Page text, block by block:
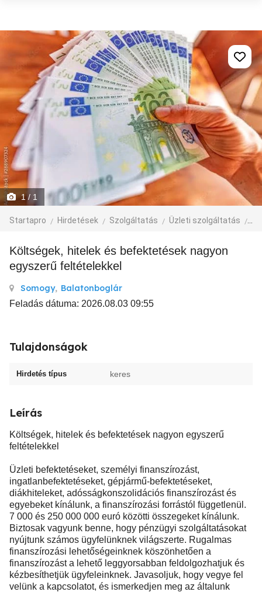
1/ 1
Startapro Hirdetések Szolgáltatás Üzleti szolgáltatás
Költségek, hitelek és befektetések nagyon
egyszerű feltételekkel
Somogy, Balatonboglár
Feladás dátuma: 2026.08.03 09:55
Tulajdonságok
Hirdetés típus keres
Leírás
Költségek, hitelek és befektetések nagyon egyszerű
feltételekkel
Üzleti befektetéseket, személyi finanszírozást,
ingatlanbefektetéseket, gépjármű-befektetéseket,
diákhiteleket, adósságkonszolidációs finanszírozást és
egyebeket kínálunk, a finanszírozási forrástól függetlenül.
7 000 és 250 000 000 euró közötti összegeket kínálunk.
Biztosak vagyunk benne, hogy pénzügyi szolgáltatásokat
nyújtunk számos ügyfelünknek világszerte. Rugalmas
finanszírozási lehetőségeinknek köszönhetően a
finanszírozást a lehető leggyorsabban feldolgozhatjuk és
kézbesíthetjük ügyfeleinknek. Javasoljuk, hogy vegye fel
velünk a kapcsolatot, és ismerkedjen meg az általunk